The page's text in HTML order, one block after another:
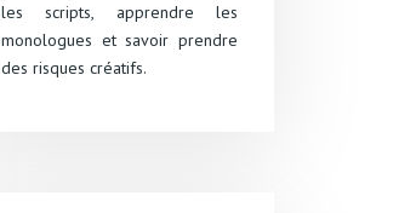
les scripts, apprendre les
monologues et savoir prendre
des risques créatifs.